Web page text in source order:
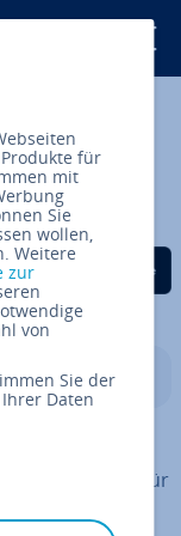
teilen
teilen
LinkedIn
wieder re­
Domain-
für
erneut
für
mit
Sie
wollen,
Weitere
zur
von
Sie der
Daten